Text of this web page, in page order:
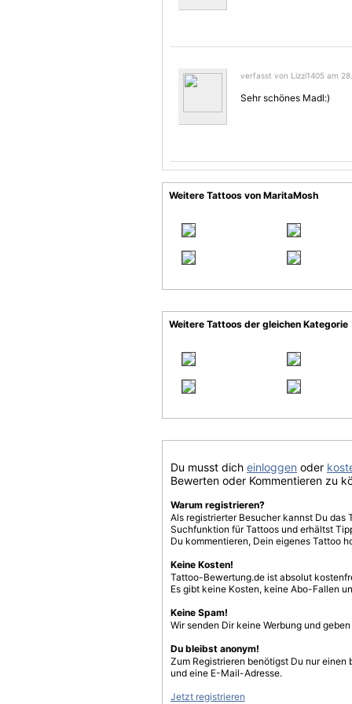
verfasst von Lizzi1405 am
Sehr schönes Madl:)
Weitere Tattoos von MaritaMosh
Weitere Tattoos der gleichen Kategorie
Du musst dich einloggen oder
Bewerten oder Kommentieren zu
Warum registrieren?
Als registrierter Besucher kannst Du
Suchfunktion für Tattoos und erhältst
Du kommentieren, Dein eigenes Tattoo
Keine Kosten!
Tattoo-Bewertung.de ist absolut
Es gibt keine Kosten, keine Abo-Fallen
Keine Spam!
Wir senden Dir keine Werbung und
Du bleibst anonym!
Zum Registrieren benötigst Du nur einen
und eine E-Mail-Adresse.
Jetzt registrieren